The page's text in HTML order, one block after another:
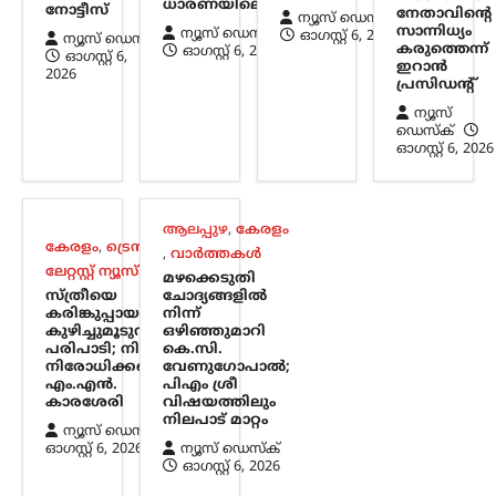
മുൻഗണന;
കൂറുമാറ്റങ്ങൾക്കെതിരെ
സുപ്രീം കോടതിയുടെ
നിർണായക നിരീക്ഷണം
ഓഗസ്റ്റ്‌ 6, 2026
ഭൂരിപക്ഷാഭിപ്രായത്തേക്കാൾ രാഷ്ട്രീയ
പാർട്ടിയുടെ തീരുമാനത്തിനാണ്
മുൻഗണനയെന്ന് സുപ്രീം കോടതി.
സഭാകക്ഷിക്ക് മേൽ രാഷ്ട്രീയ പാർട്ടിക്ക്
പൂർണ നിയന്ത്രണമുണ്ടെന്നും ചീഫ്
ജസ്റ്റിസ് സൂര്യകാന്ത് അധ്യക്ഷനായ…
നോട്ടീസ്
ന്യൂസ് ഡെസ്ക്
ഓഗസ്റ്റ്‌ 6,
2026
ധാരണയിലെത്തി
ന്യൂസ് ഡെസ്ക്
ഓഗസ്റ്റ്‌ 6, 2026
ന്യൂസ് ഡെസ്ക്
ഓഗസ്റ്റ്‌ 6, 2026
നേതാവിന്റെ
സാന്നിധ്യം
കരുത്തെന്ന്
ഇറാൻ
പ്രസിഡന്റ്
ന്യൂസ്
ഡെസ്ക്
ഓഗസ്റ്റ്‌ 6, 2026
കേരളം, ട്രെൻഡിംഗ്,
ലേറ്റസ്റ്റ് ന്യൂസ്
സ്ത്രീയെ
കരിങ്കുപ്പായത്തിൽ
കുഴിച്ചുമൂടുന്ന
പരിപാടി; നിഖാബ്
നിരോധിക്കണമെന്ന്
എം.എൻ.
കാരശേരി
ന്യൂസ് ഡെസ്ക്
ഓഗസ്റ്റ്‌ 6, 2026
ആലപ്പുഴ, കേരളം
, വാർത്തകൾ
മഴക്കെടുതി
ചോദ്യങ്ങളിൽ
നിന്ന്
ഒഴിഞ്ഞുമാറി
കെ.സി.
വേണുഗോപാൽ;
പിഎം ശ്രീ
വിഷയത്തിലും
നിലപാട് മാറ്റം
ന്യൂസ് ഡെസ്ക്
ഓഗസ്റ്റ്‌ 6, 2026